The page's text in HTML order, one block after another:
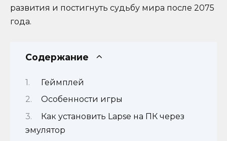
развития и постигнуть судьбу мира после 2075
года.
Содержание
Геймплей
Особенности игры
Как установить Lapse на ПК через
эмулятор